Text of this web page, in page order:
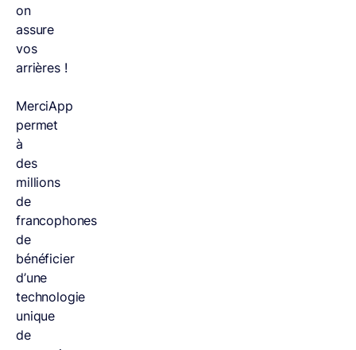
on
assure
vos
arrières !
MerciApp
permet
à
des
millions
de
francophones
de
bénéficier
d’une
technologie
unique
de